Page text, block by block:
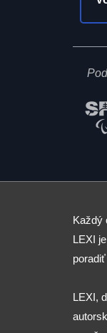
Každý
LEXI
LEXI,